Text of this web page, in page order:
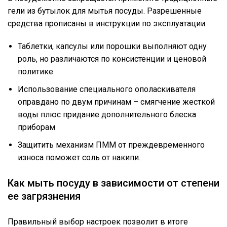
гели из бутылок для мытья посуды. Разрешенные
средства прописаны в инструкции по эксплуатации:
Таблетки, капсулы или порошки выполняют одну
роль, но различаются по консистенции и ценовой
политике
Использование специального ополаскивателя
оправдано по двум причинам – смягчение жесткой
воды плюс придание дополнительного блеска
приборам
Защитить механизм ПММ от преждевременного
износа поможет соль от накипи.
Как мыть посуду в зависимости от степени
ее загрязнения
Правильный выбор настроек позволит в итоге